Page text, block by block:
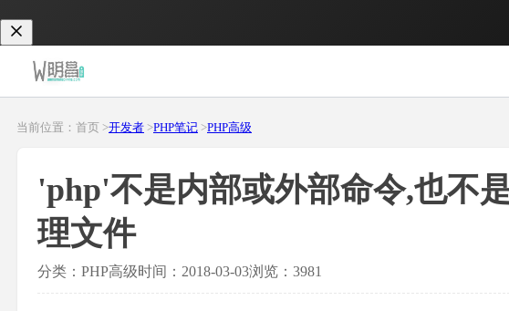
当前位置：首页 >开发者 >PHP笔记 >PHP高级
'php'不是内部或外部命令,也不
理文件
分类：PHP高级时间：2018-03-03浏览：3981